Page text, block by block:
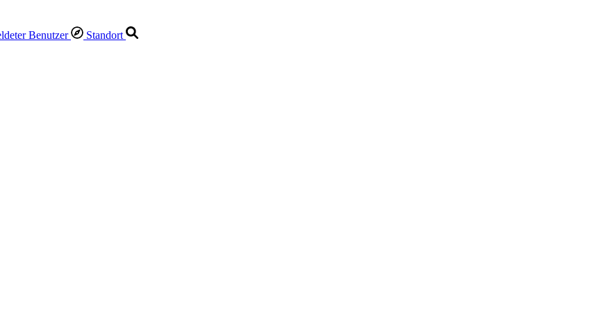
Standort